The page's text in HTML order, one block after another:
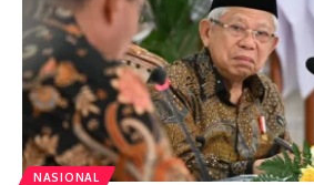
NASIONAL